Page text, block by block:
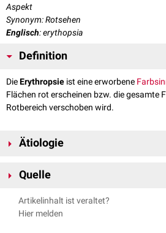
Aspekt
Synonym: Rotsehen
Englisch: erythopsia
Definition
DieErythropsie ist eine erworbene
Flächen rot erscheinen bzw. die gesamte
Rotbereich verschoben wird.
Ätiologie
Arzneimittelintoxikation
Starke Blendung (z.B. beim Aufenthalt
Schneeblendung)
Quelle
Albert J. Augustin, Augenheilkunde, 3.
Artikelinhalt ist veraltet?
Hier melden